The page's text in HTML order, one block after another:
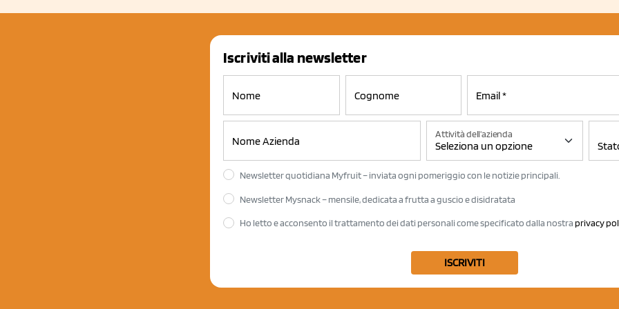
Iscriviti alla newsletter
Attività dell'azienda
Newsletter quotidiana Myfruit – inviata ogni pomeriggio con le notizie principali.
Newsletter Mysnack – mensile, dedicata a frutta a guscio e disidratata
Ho letto e acconsento il trattamento dei dati personali come specificato dalla nostra privacy
ISCRIVITI